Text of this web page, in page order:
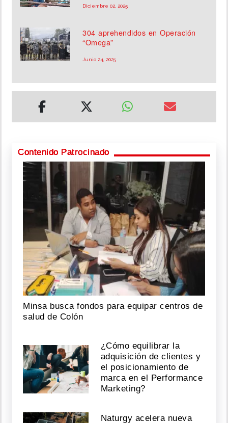
Diciembre 02, 2025
304 aprehendidos en Operación
“Omega”
Junio 24, 2025
Contenido Patrocinado
Minsa busca fondos para equipar centros de
salud de Colón
¿Cómo equilibrar la
adquisición de clientes y
el posicionamiento de
marca en el Performance
Marketing?
Naturgy acelera nueva